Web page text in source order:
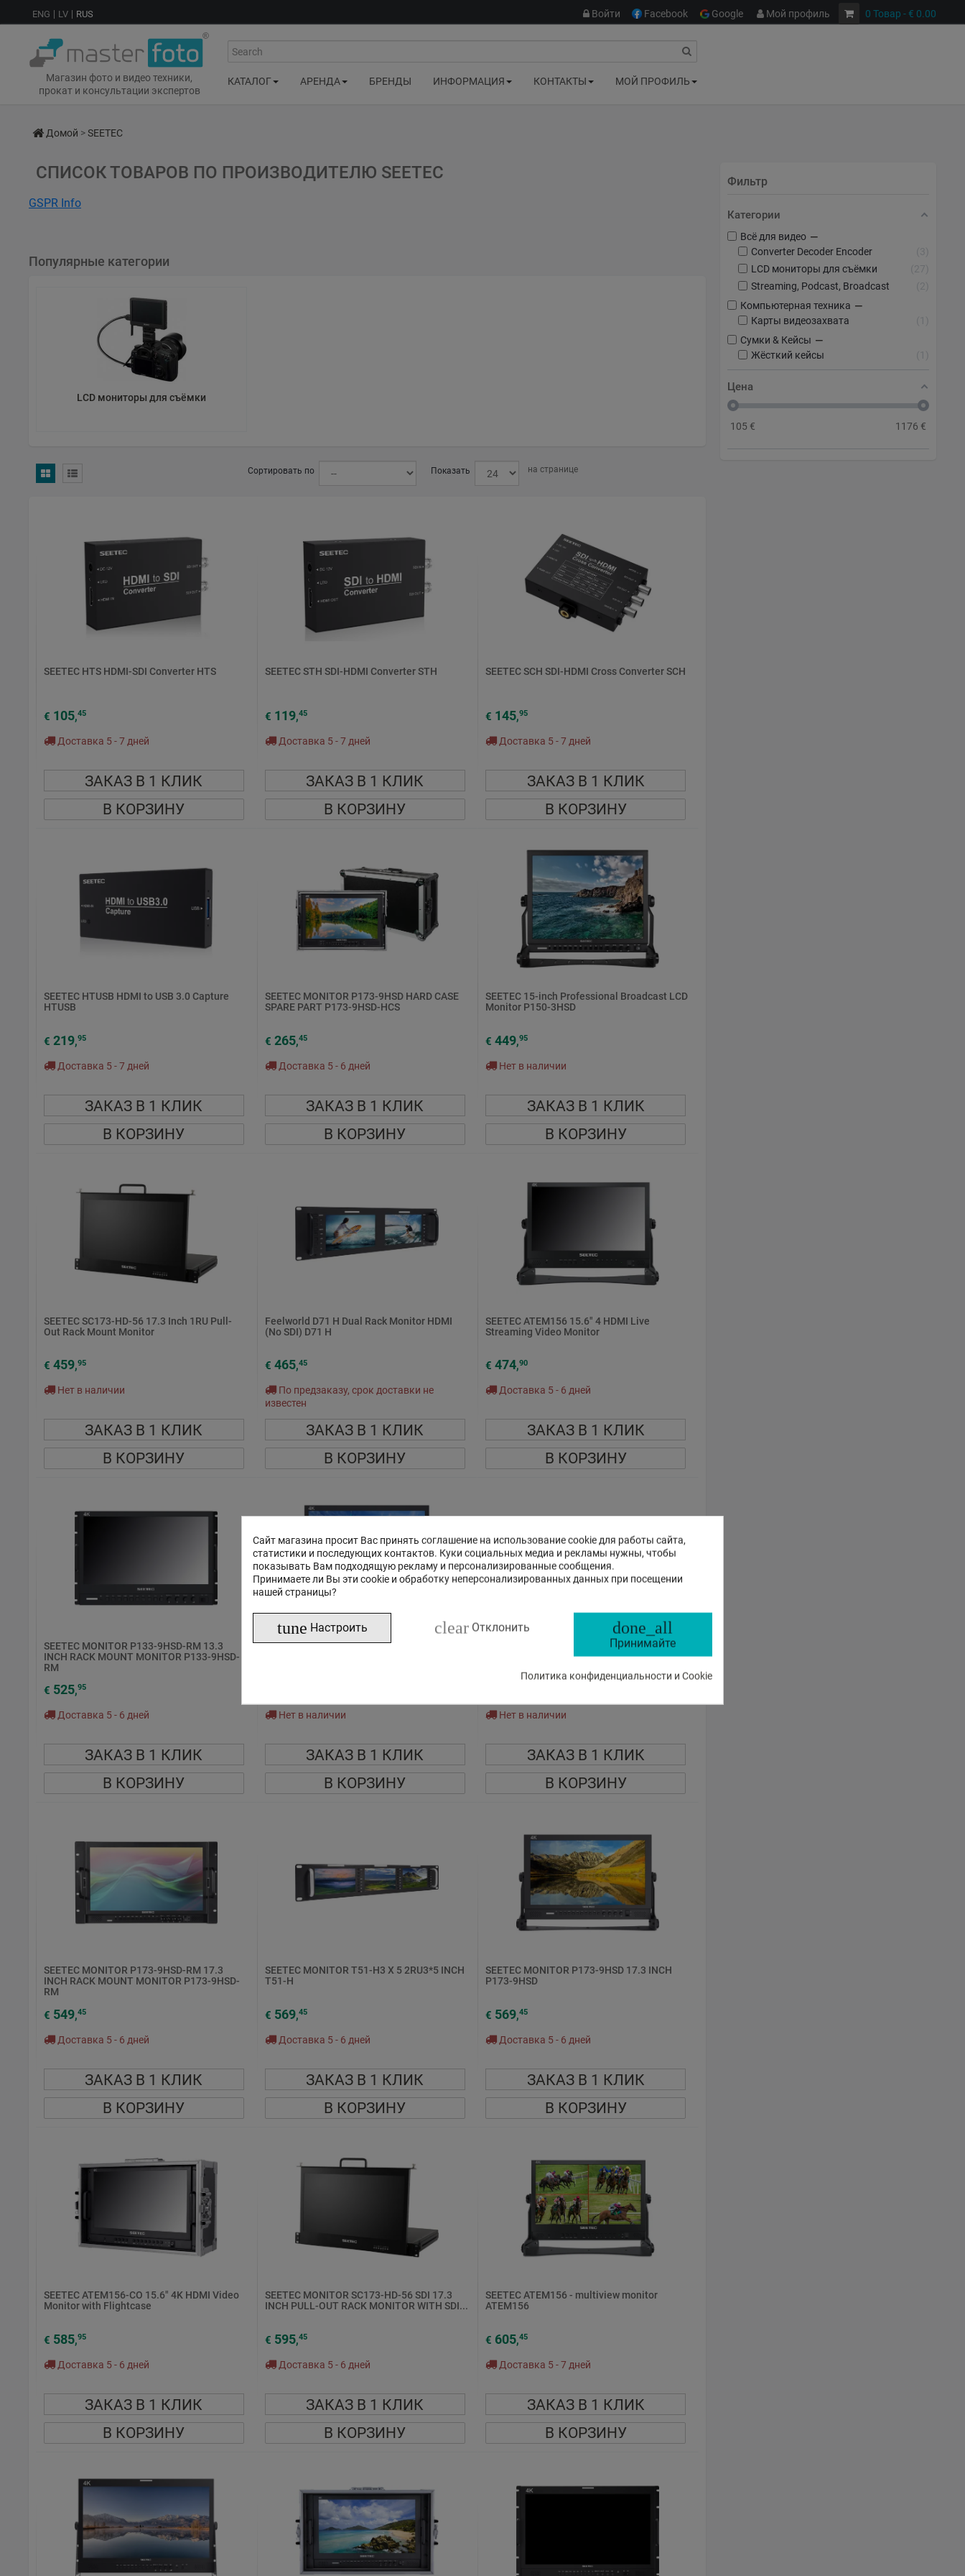
Сайт магазина просит Вас принять соглашение на использование cookie для работы сайта,
статистики и последующих контактов. Куки социальных медиа и рекламы нужны, чтобы
показывать Вам подходящую рекламу и персонализированные сообщения.
Принимаете ли Вы эти cookie и обработку неперсонализированных данных при посещении
нашей страницы?
tune Настроить clear Отклонить done_all
Принимайте
Политика конфиденциальности и Cookie
ENG LV RUS 0 Товар - € 0.00
Войти Facebook Google Мой профиль
Магазин фото и видео техники,
прокат и консультации экспертов
Search
КАТАЛОГ АРЕНДА БРЕНДЫ ИНФОРМАЦИЯ КОНТАКТЫ МОЙ ПРОФИЛЬ
Домой >SEETEC
СПИСОК ТОВАРОВ ПО ПРОИЗВОДИТЕЛЮ SEETEC
GSPR Info
0086-596-2672627
TB EC REP EUROPEAN SL
Calle Marcelo Usera 60, LC. Madrid 28026 Spain
eureg@tbvat.com
Популярные категории
LCD мониторы для съёмки
Сортировать по Показать на странице
SEETEC HTS HDMI-SDI Converter HTS
€ 105,45
Доставка 5 - 7 дней
ЗАКАЗ В 1 КЛИК
В КОРЗИНУ
SEETEC STH SDI-HDMI Converter STH
€ 119,45
Доставка 5 - 7 дней
ЗАКАЗ В 1 КЛИК
В КОРЗИНУ
SEETEC SCH SDI-HDMI Cross Converter SCH
€ 145,95
Доставка 5 - 7 дней
ЗАКАЗ В 1 КЛИК
В КОРЗИНУ
SEETEC HTUSB HDMI to USB 3.0 Capture
HTUSB
€ 219,95
Доставка 5 - 7 дней
ЗАКАЗ В 1 КЛИК
В КОРЗИНУ
SEETEC MONITOR P173-9HSD HARD CASE
SPARE PART P173-9HSD-HCS
€ 265,45
Доставка 5 - 6 дней
ЗАКАЗ В 1 КЛИК
В КОРЗИНУ
SEETEC 15-inch Professional Broadcast LCD
Monitor P150-3HSD
€ 449,95
Нет в наличии
ЗАКАЗ В 1 КЛИК
В КОРЗИНУ
SEETEC SC173-HD-56 17.3 Inch 1RU Pull-
Out Rack Mount Monitor
€ 459,95
Нет в наличии
ЗАКАЗ В 1 КЛИК
В КОРЗИНУ
Feelworld D71 H Dual Rack Monitor HDMI
(No SDI) D71 H
€ 465,45
По предзаказу, срок доставки не
известен
ЗАКАЗ В 1 КЛИК
В КОРЗИНУ
SEETEC ATEM156 15.6" 4 HDMI Live
Streaming Video Monitor
€ 474,90
Доставка 5 - 6 дней
ЗАКАЗ В 1 КЛИК
В КОРЗИНУ
SEETEC MONITOR P133-9HSD-RM 13.3
INCH RACK MOUNT MONITOR P133-9HSD-
RM
€ 525,95
Доставка 5 - 6 дней
ЗАКАЗ В 1 КЛИК
В КОРЗИНУ
SEETEC 13.3 Professional Broadcast LCD
Нет в наличии
ЗАКАЗ В 1 КЛИК
В КОРЗИНУ
МОНИТОР SEETEC P215-9AH 21.5 1000NIT
ЯРКОСТЬ ДАТЧИК СВЕТА ЦИФРОВОЙ
Нет в наличии
ЗАКАЗ В 1 КЛИК
В КОРЗИНУ
SEETEC MONITOR P173-9HSD-RM 17.3
INCH RACK MOUNT MONITOR P173-9HSD-
RM
€ 549,45
Доставка 5 - 6 дней
ЗАКАЗ В 1 КЛИК
В КОРЗИНУ
SEETEC MONITOR T51-H3 X 5 2RU3*5 INCH
T51-H
€ 569,45
Доставка 5 - 6 дней
ЗАКАЗ В 1 КЛИК
В КОРЗИНУ
SEETEC MONITOR P173-9HSD 17.3 INCH
P173-9HSD
€ 569,45
Доставка 5 - 6 дней
ЗАКАЗ В 1 КЛИК
В КОРЗИНУ
SEETEC ATEM156-CO 15.6" 4K HDMI Video
Monitor with Flightcase
€ 585,95
Доставка 5 - 6 дней
ЗАКАЗ В 1 КЛИК
В КОРЗИНУ
SEETEC MONITOR SC173-HD-56 SDI 17.3
INCH PULL-OUT RACK MONITOR WITH SDI...
€ 595,45
Доставка 5 - 6 дней
ЗАКАЗ В 1 КЛИК
В КОРЗИНУ
SEETEC ATEM156 - multiview monitor
ATEM156
€ 605,45
Доставка 5 - 7 дней
ЗАКАЗ В 1 КЛИК
В КОРЗИНУ
Фильтр
Категории
Всё для видео −
Converter Decoder Encoder
3
LCD мониторы для съёмки
27
Streaming, Podcast, Broadcast
Компьютерная техника −
Карты видеозахвата
1
Сумки & Кейсы −
Жёсткий кейсы 1
Цена
105 € 1176 €